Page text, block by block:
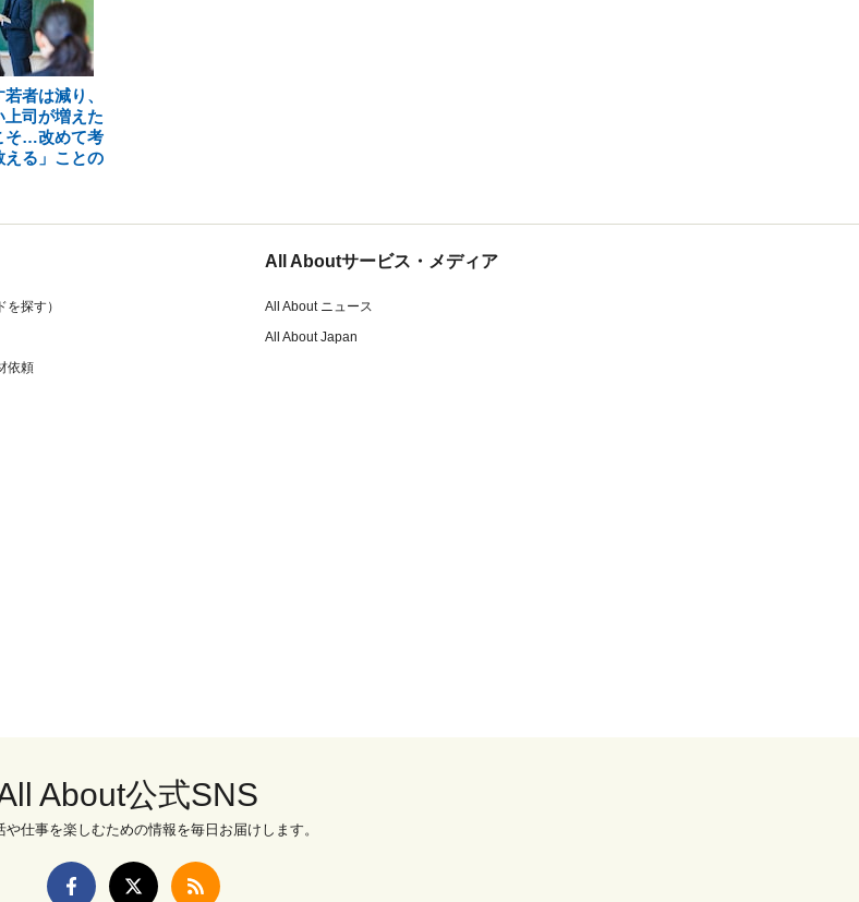
者は減り、
上司が増えた
そ…改めて考
える」ことの
探す）
依頼
All Aboutサービス・メディア
All About ニュース
All About Japan
About公式SNS
や仕事を楽しむための情報を毎日お届けします。